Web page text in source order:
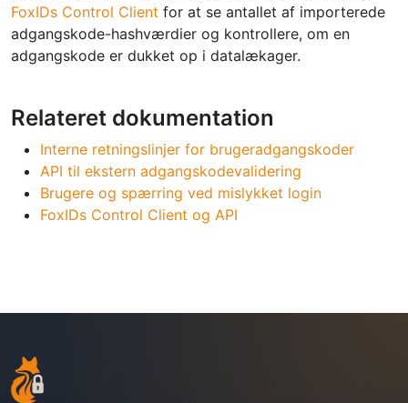
FoxIDs Control Client for at se antallet af importerede
adgangskode-hashværdier og kontrollere, om en
adgangskode er dukket op i datalækager.
Relateret dokumentation
Interne retningslinjer for brugeradgangskoder
API til ekstern adgangskodevalidering
Brugere og spærring ved mislykket login
FoxIDs Control Client og API